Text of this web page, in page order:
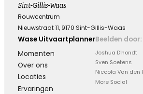
Sint-Gillis-Waas
Rouwcentrum
Nieuwstraat 11, 9170 Sint-Gillis-Waas
Wase Uitvaartplanner
Momenten
Over ons
Locaties
Ervaringen
Beelden door:
Joshua D'hondt
Sven Soetens
Niccola Van den
More Social